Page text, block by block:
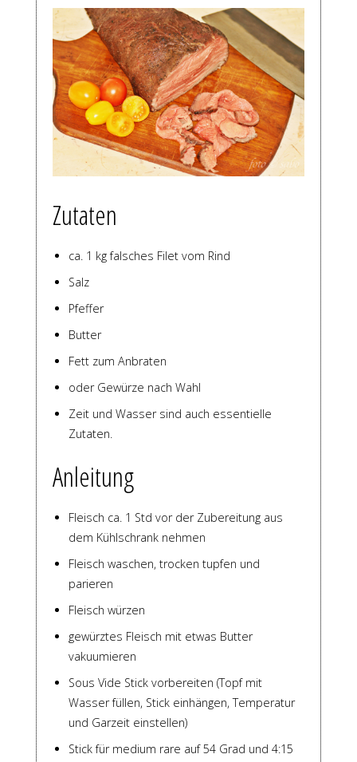
Zutaten
ca. 1 kg falsches Filet vom Rind
Salz
Pfeffer
Butter
Fett zum Anbraten
oder Gewürze nach Wahl
Zeit und Wasser sind auch essentielle
Zutaten.
Anleitung
Fleisch ca. 1 Std vor der Zubereitung aus
dem Kühlschrank nehmen
Fleisch waschen, trocken tupfen und
parieren
Fleisch würzen
gewürztes Fleisch mit etwas Butter
vakuumieren
Sous Vide Stick vorbereiten (Topf mit
Wasser füllen, Stick einhängen, Temperatur
und Garzeit einstellen)
Stick für medium rare auf 54 Grad und 4:15